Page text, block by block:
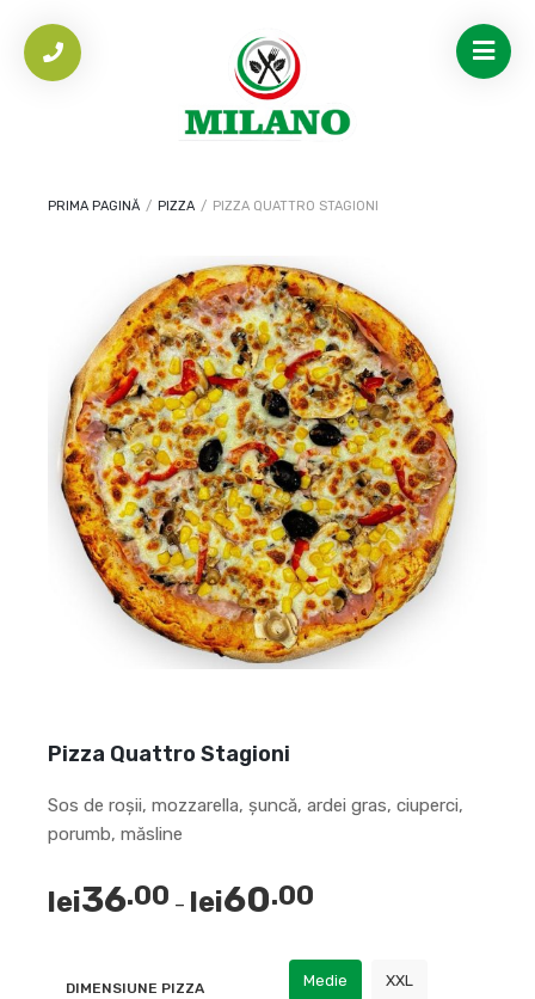
PRIMA PAGINĂ / PIZZA / PIZZA QUATTRO STAGIONI
Pizza Quattro Stagioni
Sos de roșii, mozzarella, șuncă, ardei gras, ciuperci,
porumb, măsline
lei36.00 – lei60.00
DIMENSIUNE PIZZA Medie XXL